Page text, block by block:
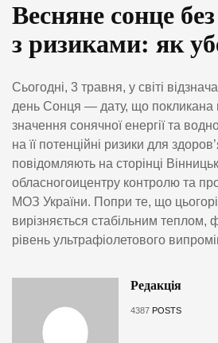
Весняне сонце
з ризиками: як
Сьогодні, 3 травня, у світі
день Сонця — дату, що покликана
значення сонячної енергії та
на її потенційні ризики для
повідомляють на сторінці
обласногоицентру контролю та
МОЗ України. Попри те, що
вирізняється стабільним теплом,
рівень ультрафіолетового
Редакція
4387 POSTS